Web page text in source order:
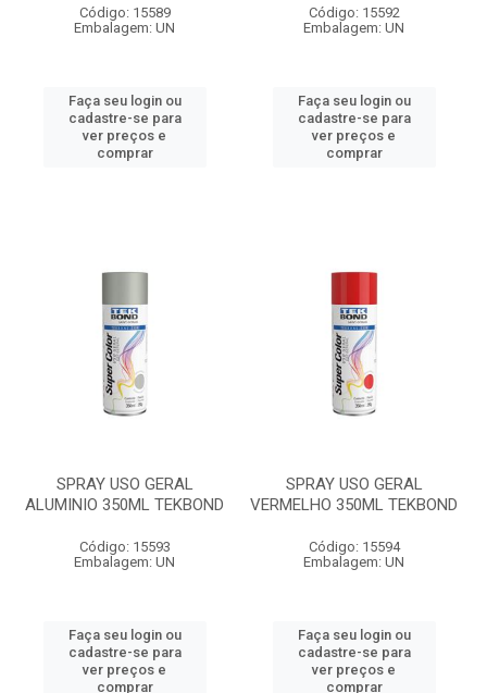
Código: 15589
Embalagem: UN
Faça seu login ou
cadastre-se para
ver preços e
comprar
Código: 15592
Embalagem: UN
Faça seu login ou
cadastre-se para
ver preços e
comprar
SPRAY USO GERAL
ALUMINIO 350ML TEKBOND
Código: 15593
Embalagem: UN
Faça seu login ou
cadastre-se para
ver preços e
comprar
SPRAY USO GERAL
VERMELHO 350ML TEKBOND
Código: 15594
Embalagem: UN
Faça seu login ou
cadastre-se para
ver preços e
comprar